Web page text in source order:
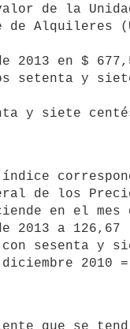
de la
de Alquileres
2013 en $
setenta y
de los
en el mes
2013 a
sesenta y